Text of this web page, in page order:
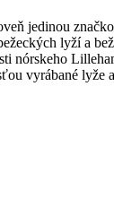
jedinou
lyží a
nórskeho
vyrábané lyže